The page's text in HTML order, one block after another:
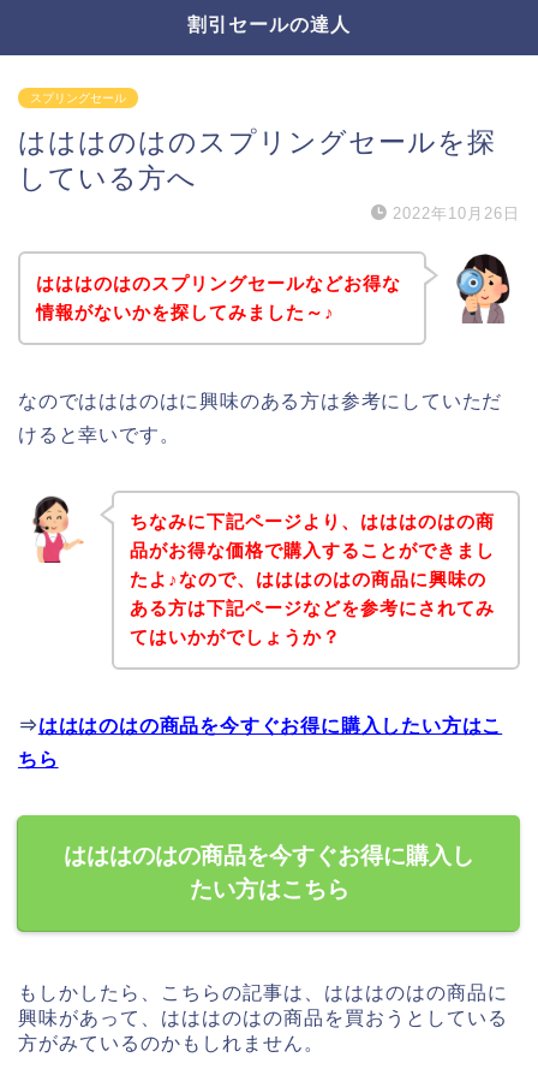
割引セールの達人
スプリングセール
はははのはのスプリングセールを探
している方へ
2022年10月26日
はははのはのスプリングセールなどお得な
情報がないかを探してみました～♪
なのではははのはに興味のある方は参考にしていただ
けると幸いです。
ちなみに下記ページより、はははのはの商
品がお得な価格で購入することができまし
たよ♪なので、はははのはの商品に興味の
ある方は下記ページなどを参考にされてみ
てはいかがでしょうか？
⇒はははのはの商品を今すぐお得に購入したい方はこ
ちら
はははのはの商品を今すぐお得に購入し
たい方はこちら
もしかしたら、こちらの記事は、はははのはの商品に
興味があって、はははのはの商品を買おうとしている
方がみているのかもしれません。